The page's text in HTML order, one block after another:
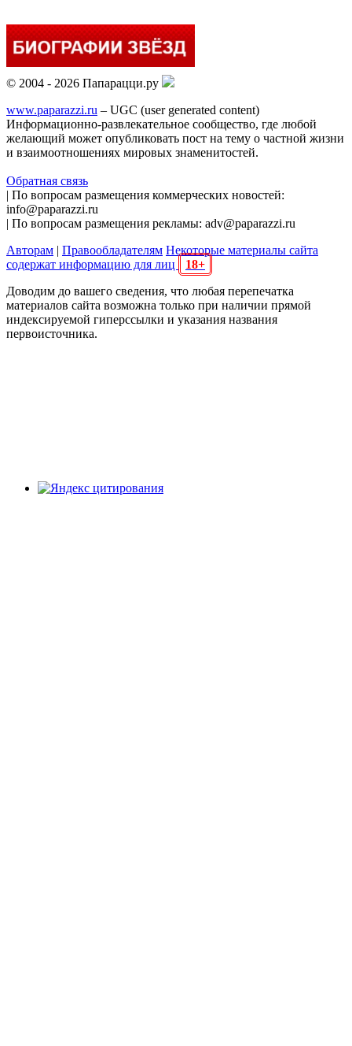
© 2004 - 2026 Папарацци.ру
www.paparazzi.ru – UGC (user generated content)
Информационно-развлекательное сообщество, где любой
желающий может опубликовать пост на тему о частной жизни
и взаимоотношениях мировых знаменитостей.
Обратная связь
| По вопросам размещения коммерческих новостей:
info@paparazzi.ru
| По вопросам размещения рекламы: adv@paparazzi.ru
Авторам | Правообладателям Некоторые материалы сайта
содержат информацию для лиц
18+
Доводим до вашего сведения, что любая перепечатка
материалов сайта возможна только при наличии прямой
индексируемой гиперссылки и указания названия
первоисточника.